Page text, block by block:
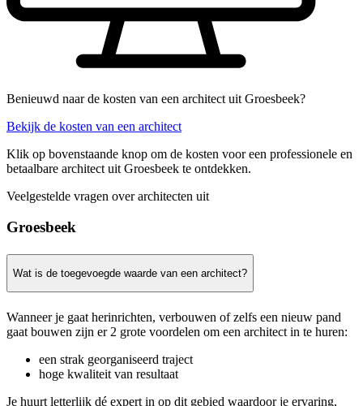
Benieuwd naar de kosten van een architect uit Groesbeek?
Bekijk de kosten van een architect
Klik op bovenstaande knop om de kosten voor een professionele en
betaalbare architect uit Groesbeek te ontdekken.
Veelgestelde vragen over architecten uit
Groesbeek
Wat is de toegevoegde waarde van een architect?
Wanneer je gaat herinrichten, verbouwen of zelfs een nieuw pand
gaat bouwen zijn er 2 grote voordelen om een architect in te huren:
een strak georganiseerd traject
hoge kwaliteit van resultaat
Je huurt letterlijk dé expert in op dit gebied waardoor je ervaring,